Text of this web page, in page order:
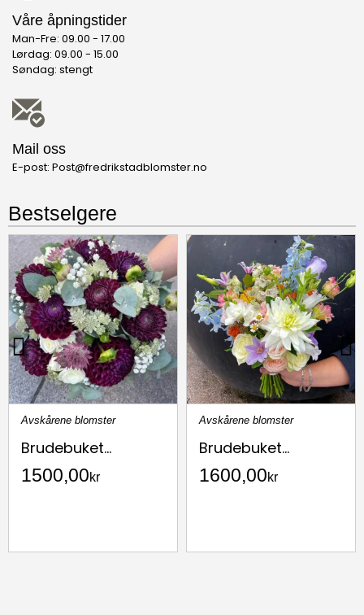
Våre åpningstider
Man-Fre: 09.00 - 17.00
Lørdag: 09.00 - 15.00
Søndag: stengt
Mail oss
E-post: Post@fredrikstadblomster.no
Bestselgere
Avskårene blomster
Brudebuket...
1500,00kr
Avskårene blomster
Brudebuket...
1600,00kr